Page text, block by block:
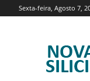
Sexta-feira, Agosto 7,